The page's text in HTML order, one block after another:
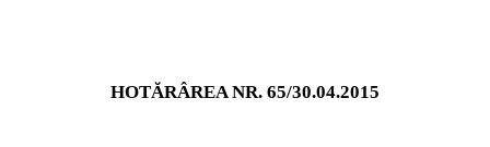
HOTĂRÂREA NR. 65/30.04.2015